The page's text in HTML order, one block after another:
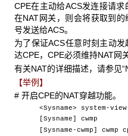
CPE在主动给ACS发连接请
在NAT网关，则会将获取到
号发送给ACS。
为了保证ACS任意时刻主动
达CPE，CPE必须维持NAT网
有关NAT的详细描述，请参见
【举例】
# 开启CPE的NAT穿越功能。
<Sysname> system-view
[Sysname] cwmp
[Sysname-cwmp]